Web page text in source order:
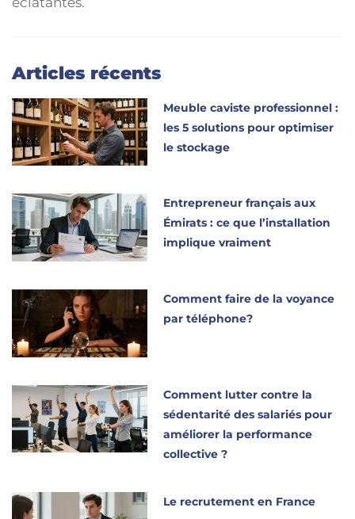
Articles récents
Meuble caviste professionnel :
les 5 solutions pour optimiser
le stockage
Entrepreneur français aux
Émirats : ce que l’installation
implique vraiment
Comment faire de la voyance
par téléphone?
Comment lutter contre la
sédentarité des salariés pour
améliorer la performance
collective ?
Le recrutement en France